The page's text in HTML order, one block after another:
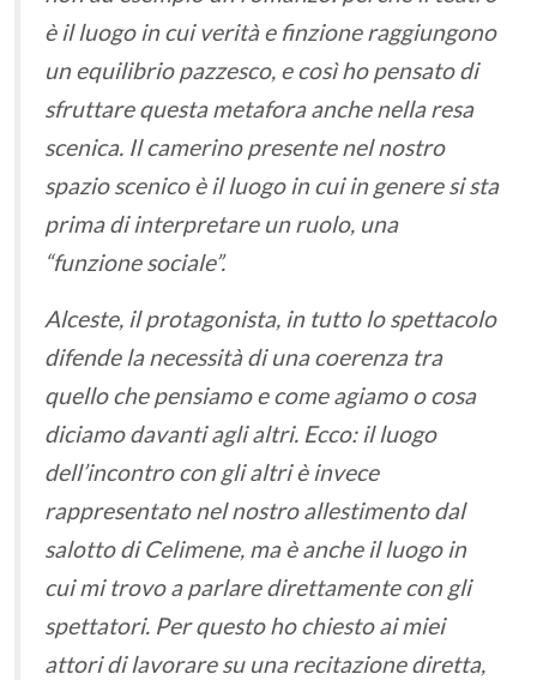
è il luogo in cui verità e finzione raggiungono
un equilibrio pazzesco, e così ho pensato di
sfruttare questa metafora anche nella resa
scenica. Il camerino presente nel nostro
spazio scenico è il luogo in cui in genere si sta
prima di interpretare un ruolo, una
“funzione sociale”.
Alceste, il protagonista, in tutto lo spettacolo
difende la necessità di una coerenza tra
quello che pensiamo e come agiamo o cosa
diciamo davanti agli altri. Ecco: il luogo
dell’incontro con gli altri è invece
rappresentato nel nostro allestimento dal
salotto di Celimene, ma è anche il luogo in
cui mi trovo a parlare direttamente con gli
spettatori. Per questo ho chiesto ai miei
attori di lavorare su una recitazione diretta,